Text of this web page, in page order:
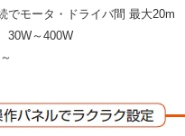
でモータ・ドライバ間 最大20m
30W～400W